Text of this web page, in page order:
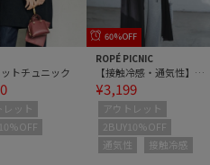
トチュニック
レット
60%OFF
ROPÉ PICNIC
【接触冷感・通気性】お着軽シャツシリーズ/綿ボイルガウンワンピース
¥3,199
アウトレット
2BUY10%OFF
通気性
接触冷感